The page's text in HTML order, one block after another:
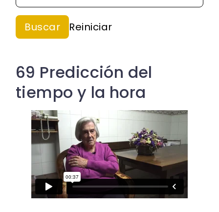
69 Predicción del
tiempo y la hora